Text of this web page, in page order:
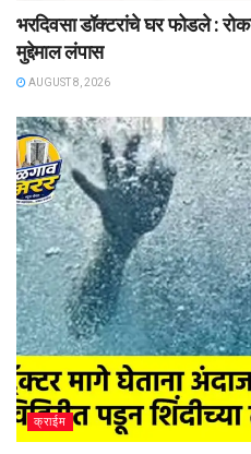
भरदिवसा डॉक्टरांचे घर फोडले :
मुद्देमाल लंपास
AUGUST 8, 2026
क्राईम